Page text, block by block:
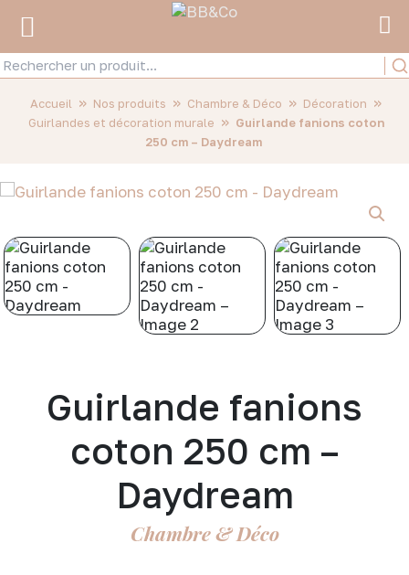
Accueil » Nos produits » Chambre & Déco » Décoration »
Guirlandes et décoration murale » Guirlande fanions coton
250 cm – Daydream
Guirlande fanions
coton 250 cm –
Daydream
Chambre & Déco